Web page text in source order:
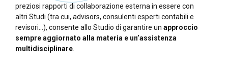
preziosi rapporti di collaborazione esterna in essere con
altri Studi (tra cui, advisors, consulenti esperti contabili e
revisori…), consente allo Studio di garantire un approccio
sempre aggiornato alla materia e un’assistenza
multidisciplinare